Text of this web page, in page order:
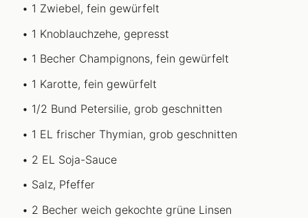
1 Zwiebel, fein gewürfelt
1 Knoblauchzehe, gepresst
1 Becher Champignons, fein gewürfelt
1 Karotte, fein gewürfelt
1/2 Bund Petersilie, grob geschnitten
1 EL frischer Thymian, grob geschnitten
2 EL Soja-Sauce
Salz, Pfeffer
2 Becher weich gekochte grüne Linsen